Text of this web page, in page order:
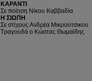
ΚΑΡΑΝΤΙ
Σε ποίηση Νίκου Καββαδία
Η ΣΙΩΠΗ
Σε στίχους Ανδρέα Μικρούτσικου
Τραγουδά ο Κώστας Θωμαϊδης